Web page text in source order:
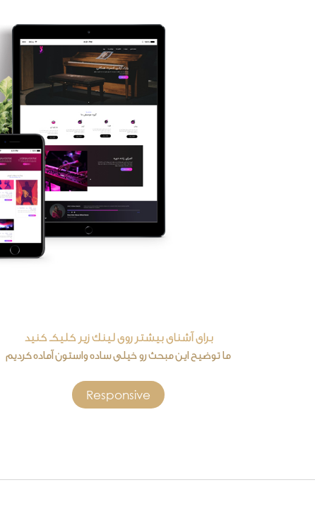
برای آشنای بیشتر روی لینک زیر کلیکـ کنید
ما توضیح این مبحث رو خیلی ساده واستون آماده کردیم
Responsive